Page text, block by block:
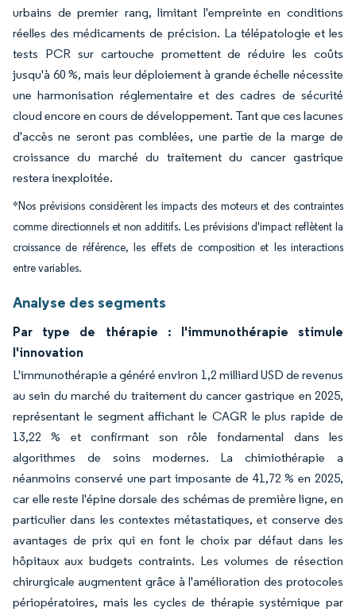
urbains de premier rang, limitant l'empreinte en conditions
réelles des médicaments de précision. La télépatologie et les
tests PCR sur cartouche promettent de réduire les coûts
jusqu'à 60 %, mais leur déploiement à grande échelle nécessite
une harmonisation réglementaire et des cadres de sécurité
cloud encore en cours de développement. Tant que ces lacunes
d'accès ne seront pas comblées, une partie de la marge de
croissance du marché du traitement du cancer gastrique
restera inexploitée.
*Nos prévisions considèrent les impacts des moteurs et des contraintes
comme directionnels et non additifs. Les prévisions d'impact reflètent la
croissance de référence, les effets de composition et les interactions
entre variables.
Analyse des segments
Par type de thérapie : l'immunothérapie stimule
l'innovation
L'immunothérapie a généré environ 1,2 milliard USD de revenus
au sein du marché du traitement du cancer gastrique en 2025,
représentant le segment affichant le CAGR le plus rapide de
13,22 % et confirmant son rôle fondamental dans les
algorithmes de soins modernes. La chimiothérapie a
néanmoins conservé une part imposante de 41,72 % en 2025,
car elle reste l'épine dorsale des schémas de première ligne, en
particulier dans les contextes métastatiques, et conserve des
avantages de prix qui en font le choix par défaut dans les
hôpitaux aux budgets contraints. Les volumes de résection
chirurgicale augmentent grâce à l'amélioration des protocoles
périopératoires, mais les cycles de thérapie systémique par